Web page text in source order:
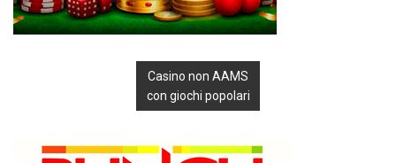
Casino non AAMS
con giochi popolari